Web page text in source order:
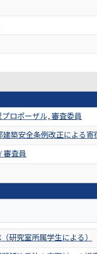
ロポーザル, 審査委員
築安全条例改正による
審査員
研究室所属学生による）